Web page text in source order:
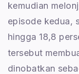
kemudian
episode kedua,
hingga 18,8
tersebut
dinobatkan